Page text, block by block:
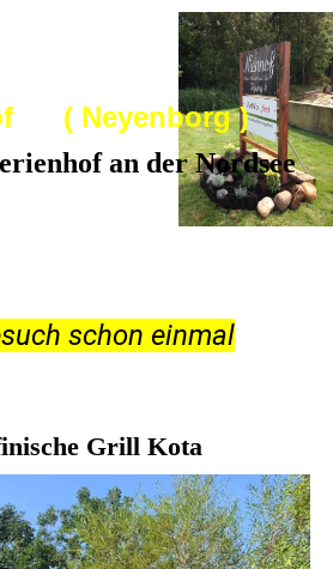
( Neyenborg )
an der Nordsee
schon einmal
Grill Kota